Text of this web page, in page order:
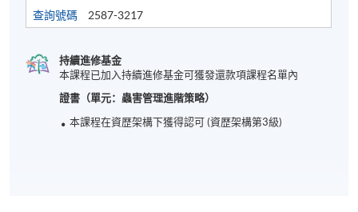
查詢號碼
2587-3217
持續進修基金
本課程已加入持續進修基金可獲發還款項課程名單內
證書（單元：蟲害管理進階策略）
本課程在資歴架構下獲得認可 (資歴架構第3級)